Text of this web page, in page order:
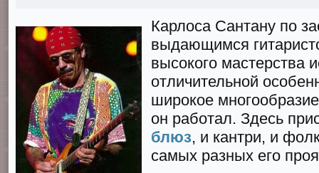
Карлоса Сантану по
выдающимся
высокого мастерства
отличительной
широкое
он работал. Здесь
блюз, и кантри, и
самых разных его